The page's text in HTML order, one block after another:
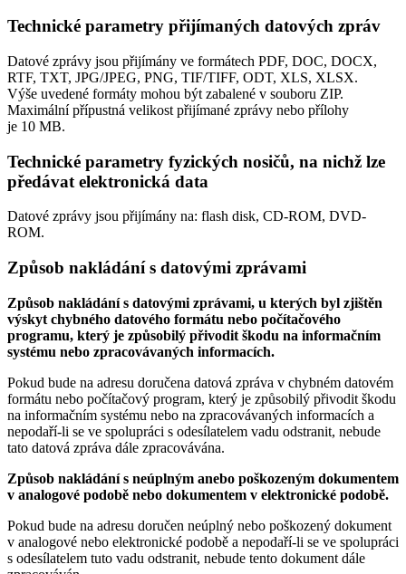
Technické parametry přijímaných datových zpráv
Datové zprávy jsou přijímány ve formátech PDF, DOC, DOCX,
RTF, TXT, JPG/JPEG, PNG, TIF/TIFF, ODT, XLS, XLSX.
Výše uvedené formáty mohou být zabalené v souboru ZIP.
Maximální přípustná velikost přijímané zprávy nebo přílohy
je 10 MB.
Technické parametry fyzických nosičů, na nichž lze
předávat elektronická data
Datové zprávy jsou přijímány na: flash disk, CD-ROM, DVD-
ROM.
Způsob nakládání s datovými zprávami
Způsob nakládání s datovými zprávami, u kterých byl zjištěn
výskyt chybného datového formátu nebo počítačového
programu, který je způsobilý přivodit škodu na informačním
systému nebo zpracovávaných informacích.
Pokud bude na adresu doručena datová zpráva v chybném datovém
formátu nebo počítačový program, který je způsobilý přivodit škodu
na informačním systému nebo na zpracovávaných informacích a
nepodaří-li se ve spolupráci s odesílatelem vadu odstranit, nebude
tato datová zpráva dále zpracovávána.
Způsob nakládání s neúplným anebo poškozeným dokumentem
v analogové podobě nebo dokumentem v elektronické podobě.
Pokud bude na adresu doručen neúplný nebo poškozený dokument
v analogové nebo elektronické podobě a nepodaří-li se ve spolupráci
s odesílatelem tuto vadu odstranit, nebude tento dokument dále